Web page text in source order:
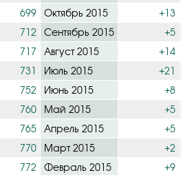
699 Октябрь 2015
+13
712 Сентябрь 2015
+5
717 Август 2015
+14
731 Июль 2015
+21
752 Июнь 2015
+8
760 Май 2015
+5
765 Апрель 2015
+5
770 Март 2015
+2
772 Февраль 2015
+9